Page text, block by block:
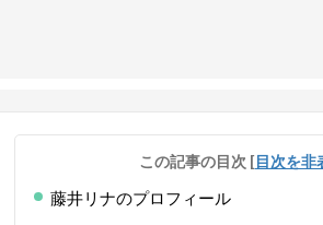
この記事の目次 [目次を非
藤井リナのプロフィール